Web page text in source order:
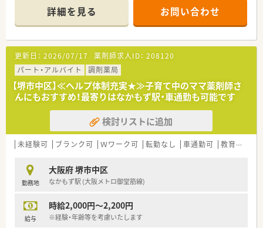
■店舗毎に立地、開局時間が働きやすさを象徴しており、定着率
の高い薬局です。
■全店舗に電子マネーやPaypayを導入されており、現代に合わ
せた店舗づくりに取り組んでいます。
<こんな方々が活躍中>
■従業員の50%が20代～30代と、若い世代の方も活躍している
調剤薬局です。
■入社3年でエリアマネージャーになる方もおられ、33歳で役員
になられている方もおり、希望があれば様々なポジションでご活
躍して頂けます。
■事務ピッキングに非常に注力しておられ、事務さんにしっかり
とサポートしていただけます。
■ご経験やスキルも勿論重要ですが、なによりお人柄重視！
皆さんと円滑にコミュニケーションをとっていただける方を求
めておられます。
<ヘルプ体制充実>
■ヘルプ体制が整っており、ラウンダー勤務者が地域に関係なく
詳細を見る お問い合わせ
更新日： 2026/07/17 薬剤師求人ID： 208120
パート・アルバイト
調剤薬局
【堺市中区】≪ヘルプ体制充実★≫子育て中のママ薬剤師さ
んにもおすすめ！最寄りはなかもず駅・車通勤も可能です
検討リストに追加
未経験可 ブランク可 Ｗワーク可 転勤なし 車通勤可 教育制度あり
勤務地
大阪府 堺市中区
なかもず駅 (大阪メトロ御堂筋線)
給与
時給2,000円～2,200円
※経験・年齢等を考慮いたします